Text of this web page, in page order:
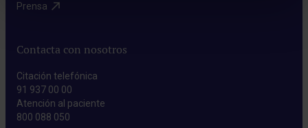
Prensa​
Contacta con nosotros
Citación telefónica
91 937 00 00
Atención al paciente
800 088 050